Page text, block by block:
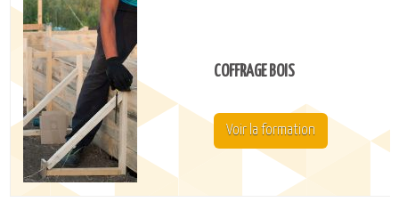
CATALOGUE DE FORMATIONS
NOS FORMATIONS SÉCURITÉ
NOS PERFECTIONNEMENTS PAR MÉTIER
NOS FORMATIONS SUR DEMANDE
COFFRAGE BOIS
Voir la formation